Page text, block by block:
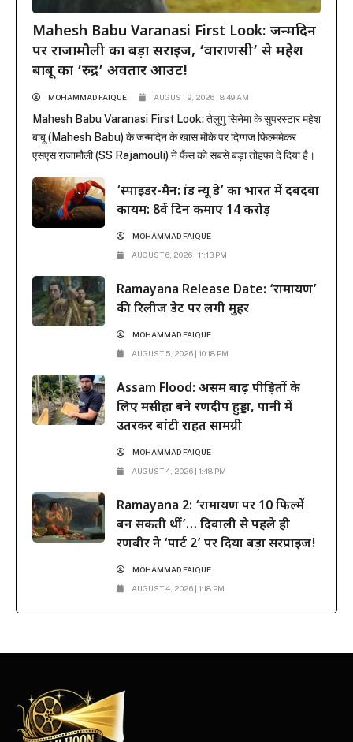
Mahesh Babu Varanasi First Look: जन्मदिन
पर राजामौली का बड़ा सरप्राइज, ‘वाराणसी’ से महेश
बाबू का ‘रुद्र’ अवतार आउट!
MOHAMMAD FAIQUE AUGUST 9, 2026 | 8:49 AM
Mahesh Babu Varanasi First Look: तेलुगु सिनेमा के सुपरस्टार महेश
बाबू (Mahesh Babu) के जन्मदिन के खास मौके पर दिग्गज फिल्ममेकर
एसएस राजामौली (SS Rajamouli) ने फैंस को सबसे बड़ा तोहफा दे दिया है।
महेश बाबू का मच-अवेटेड फर्स्ट लुक रिलीज कर दिया है। इस फिल्म...
‘स्पाइडर-मैन: ब्रांड न्यू डे’ का भारत में दबदबा
कायम: 8वें दिन कमाए 14 करोड़
MOHAMMAD FAIQUE
AUGUST 6, 2026 | 11:13 PM
Ramayana Release Date: ‘रामायण’
की रिलीज डेट पर लगी मुहर
MOHAMMAD FAIQUE
AUGUST 5, 2026 | 10:18 PM
Assam Flood: असम बाढ़ पीड़ितों के
लिए मसीहा बने रणदीप हुड्डा, पानी में
उतरकर बांटी राहत सामग्री
MOHAMMAD FAIQUE
AUGUST 4, 2026 | 1:48 PM
Ramayana 2: ‘रामायण पर 10 फिल्में
बन सकती थीं’… दिवाली से पहले ही
रणबीर ने ‘पार्ट 2’ पर दिया बड़ा सरप्राइज!
MOHAMMAD FAIQUE
AUGUST 4, 2026 | 1:18 PM